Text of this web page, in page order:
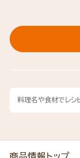
商品情報トップ